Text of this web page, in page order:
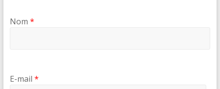
Nom *
E-mail *